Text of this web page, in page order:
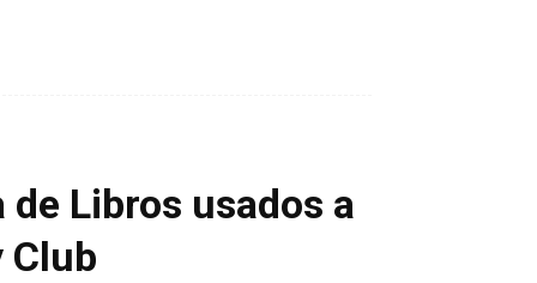
Libros usados a
Club